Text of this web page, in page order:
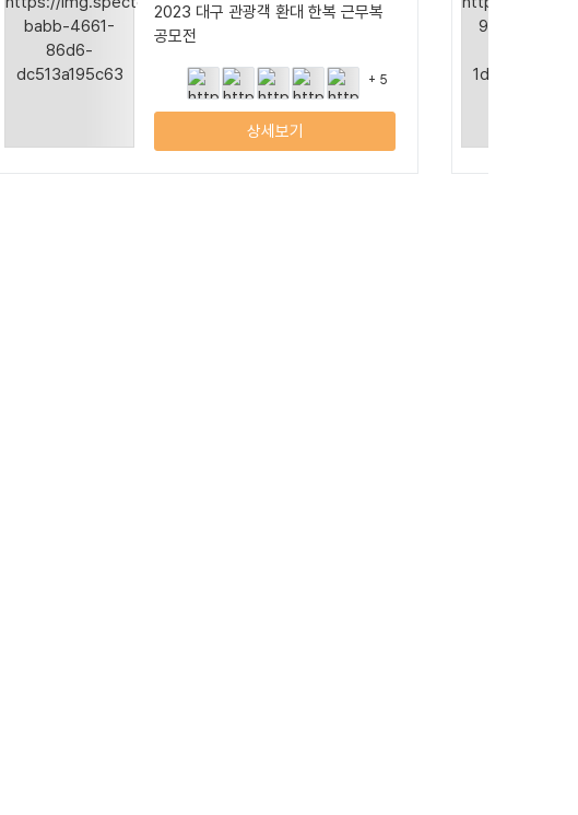
2023 대구 관광객 환대 한복 근무복
공모전
+ 5
상세보기